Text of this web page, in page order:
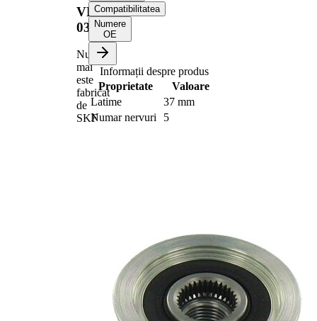
VKM
03124
Nu
mai
este
fabricat
de
SKF
Compatibilitatea
Numere
OE
Informații despre produs
Proprietate
Valoare
Latime
37 mm
Numar nervuri
5
producator
F-
240138.XX